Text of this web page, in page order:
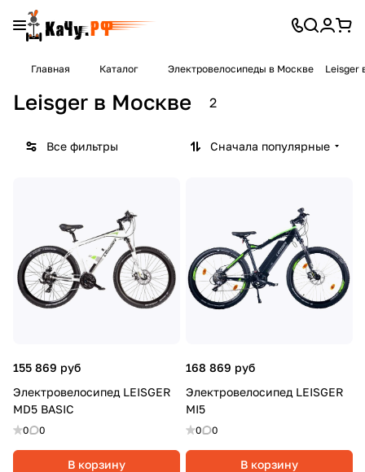
Главная Каталог Электровелосипеды в Москве Leisger
Leisger в Москве 2
Все фильтры Сначала популярные
155 869 руб
Электровелосипед LEISGER
MD5 BASIC
0 0
В корзину
168 869 руб
Электровелосипед LEISGER
MI5
0 0
В корзину